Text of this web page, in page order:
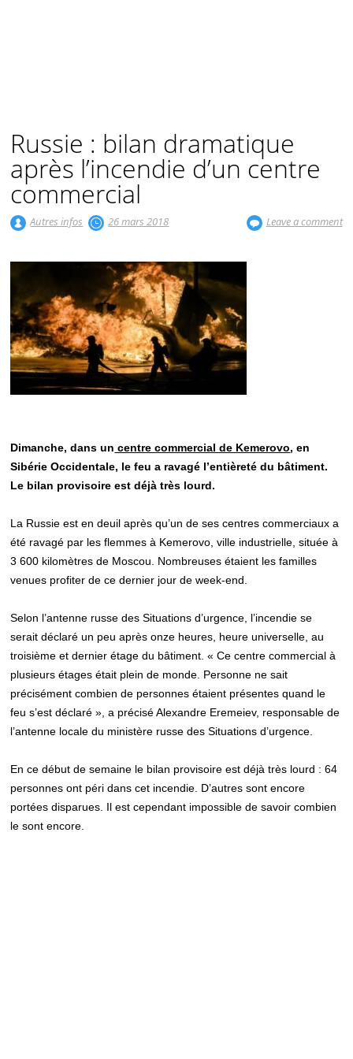
Russie : bilan dramatique
après l’incendie d’un centre
commercial
Autres infos 26 mars 2018 Leave a comment
Dimanche, dans un centre commercial de Kemerovo, en
Sibérie Occidentale, le feu a ravagé l’entièreté du bâtiment.
Le bilan provisoire est déjà très lourd.
La Russie est en deuil après qu’un de ses centres commerciaux a
été ravagé par les flemmes à Kemerovo, ville industrielle, située à
3 600 kilomètres de Moscou. Nombreuses étaient les familles
venues profiter de ce dernier jour de week-end.
Selon l’antenne russe des Situations d’urgence, l’incendie se
serait déclaré un peu après onze heures, heure universelle, au
troisième et dernier étage du bâtiment. « Ce centre commercial à
plusieurs étages était plein de monde. Personne ne sait
précisément combien de personnes étaient présentes quand le
feu s’est déclaré », a précisé Alexandre Eremeiev, responsable de
l’antenne locale du ministère russe des Situations d’urgence.
En ce début de semaine le bilan provisoire est déjà très lourd : 64
personnes ont péri dans cet incendie. D’autres sont encore
portées disparues. Il est cependant impossible de savoir combien
le sont encore.